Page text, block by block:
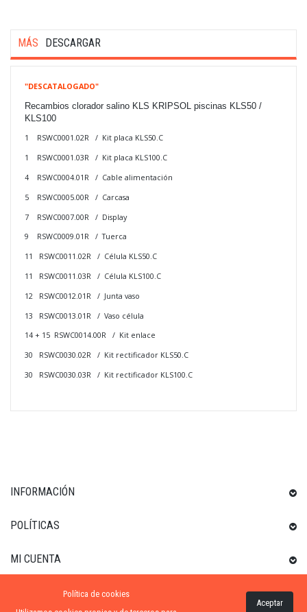
MÁS DESCARGAR
"DESCATALOGADO"
Recambios clorador salino KLS KRIPSOL piscinas KLS50 /
KLS100
1 RSWC0001.02R / Kit placa KLS50.C
1 RSWC0001.03R / Kit placa KLS100.C
4 RSWC0004.01R / Cable alimentación
5 RSWC0005.00R / Carcasa
7 RSWC0007.00R / Display
9 RSWC0009.01R / Tuerca
11 RSWC0011.02R / Célula KLS50.C
11 RSWC0011.03R / Célula KLS100.C
12 RSWC0012.01R / Junta vaso
13 RSWC0013.01R / Vaso célula
14 + 15 RSWC0014.00R / Kit enlace
30 RSWC0030.02R / Kit rectificador KLS50.C
30 RSWC0030.03R / Kit rectificador KLS100.C
INFORMACIÓN
POLÍTICAS
MI CUENTA
INFORMACIÓN SOBRE LA TIENDA
Política de cookies
Aceptar